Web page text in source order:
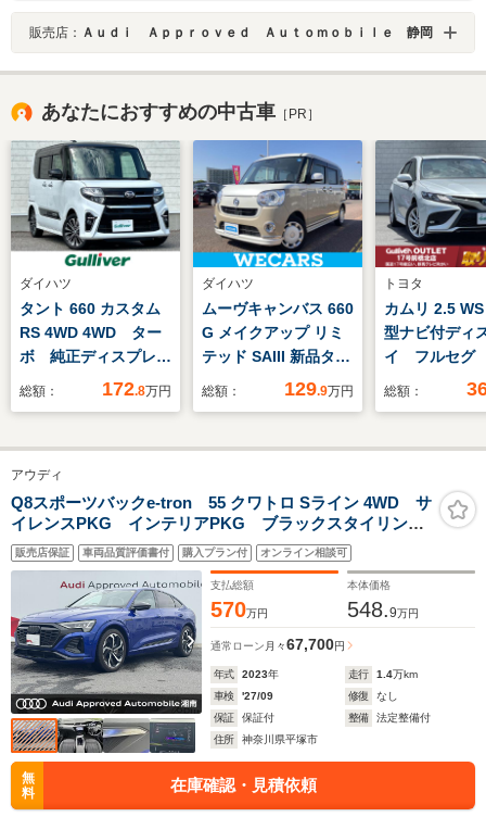
販売店： Ａｕｄｉ Ａｐｐｒｏｖｅｄ Ａｕｔｏｍｏｂｉｌｅ 静岡
あなたにおすすめの中古車 ［PR］
ダイハツ
タント 660 カスタム
RS 4WD 4WD ター
ボ 純正ディスプレイ
オーディオ TV
ト 両側パワースライ
ドドア クリアランス
ソナー 前席シートヒ
ーター ドラレコ
ETC LEDライト
総額： 172.8万円
ダイハツ
ムーヴキャンバス 660
G メイクアップ リミ
テッド SAIII 新品タイ
ヤ/純正 SDナビ/衝突
モニター/車線逸脱防
イブレコーダー 純正/
ヘッドランプ
LED/USBジャック
総額： 129.9万円
トヨタ
カムリ 2.5
型ナビ付ディ
イ フルセ
Bluetooth
キ レーンア
シート シー
ー ドラレコ
チAW
総額：
アウディ
Q8スポーツバックe-tron 55 クワトロ Sライン 4WD サ
イレンスPKG インテリアPKG ブラックスタイリング
PKG B&O OP21インチAW 全席イージークローザ
ー マトリクスLED アンビエントライト 全席シート
ヒーター ステアリングヒーター
販売店保証 車両品質評価書付 購入プラン付 オンライン相談可
支払総額
570万円
本体価格
548.9万円
通常ローン 月々67,700円
年式 2023年 走行 1.4万km
車検
'27/09 修復
なし
保証
保証付 整備
法定整備付
住所
神奈川県平塚市
無
料
在庫確認・見積依頼